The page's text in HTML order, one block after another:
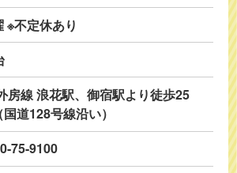
※不定休あり
房線 浪花駅、御宿駅より徒歩25
道128号線沿い）
75-9100